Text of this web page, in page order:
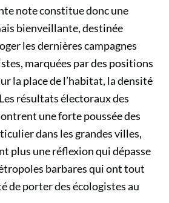
note constitue donc une
bienveillante, destinée
les dernières campagnes
marquées par des positions
la place de l’habitat, la densité
résultats électoraux des
une forte poussée des
dans les grandes villes,
plus une réflexion qui dépasse
barbares qui ont tout
de porter des écologistes au